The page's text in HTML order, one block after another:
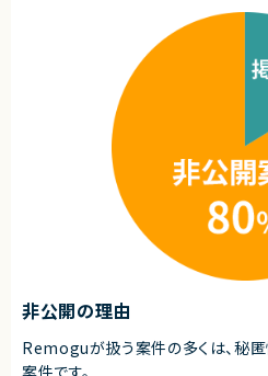
ンバーとして関われるフェーズは、まだ組
自らの判断やアウトプットでプロダクト
仕組みを残したい方のチャレンジを歓迎
事業成長を次の段階へ進めるにあたり、
盤を強化することを目的とした増員募集で
◆会社・事業について
当社は、ビジネスシーンにおける日程調
企画・開発・提供しているスタートアップ企
創業以来、外部資本に依存せず、継続的
提供しているサービスは、機能性やユー
らず海外からも注目され、グローバルに利
◆プロダクトの特長
独自技術・特許を活用した他社にはない
明確な差別化による高い市場競争力
大手企業から成長企業まで、幅広い業種
非公開の理由
Remoguが扱う案件の多くは、秘匿
案件です。